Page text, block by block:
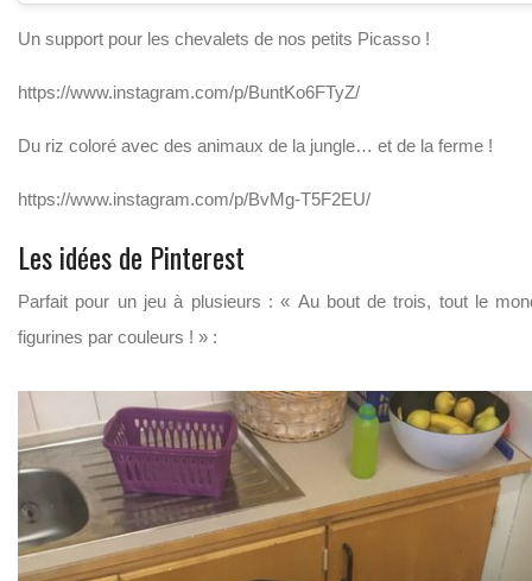
Un support pour les chevalets de nos petits Picasso !
https://www.instagram.com/p/BuntKo6FTyZ/
Du riz coloré avec des animaux de la jungle… et de la ferme !
https://www.instagram.com/p/BvMg-T5F2EU/
Les idées de Pinterest
Parfait pour un jeu à plusieurs : « Au bout de trois, tout le
figurines par couleurs ! » :